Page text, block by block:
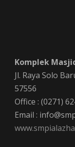
Komplek
Jl. Raya Solo
57556
Office : (0271)
Email :